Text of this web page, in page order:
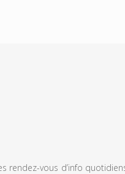
rendez-vous d’info